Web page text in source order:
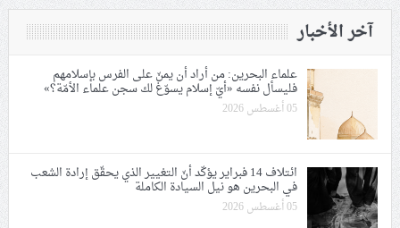
آخر الأخبار
علماء البحرين: من أراد أن يمنّ على الفرس بإسلامهم
فليسأل نفسه «أيّ إسلام يسوّغ لك سجن علماء الأمّة؟»
05 أغسطس 2026
ائتلاف 14 فبراير يؤكّد أنّ التغيير الذي يحقّق إرادة الشعب
في البحرين هو نيل السيادة الكاملة
05 أغسطس 2026